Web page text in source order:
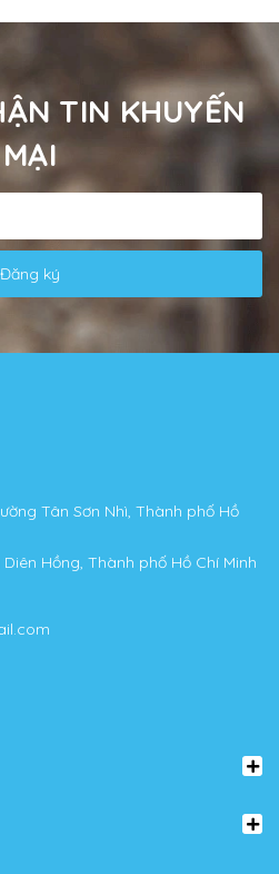
TIN KHUYẾN
MẠI
Đăng ký
Tân Sơn Nhì, Thành phố Hồ
Hồng, Thành phố Hồ Chí Minh